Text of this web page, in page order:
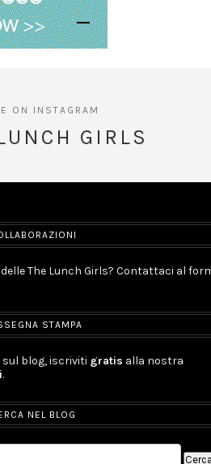
GIRLS
The Lunch Girls? Contattaci al
STAMPA
sul blog, iscriviti gratis alla nostra
.
NEL BLOG